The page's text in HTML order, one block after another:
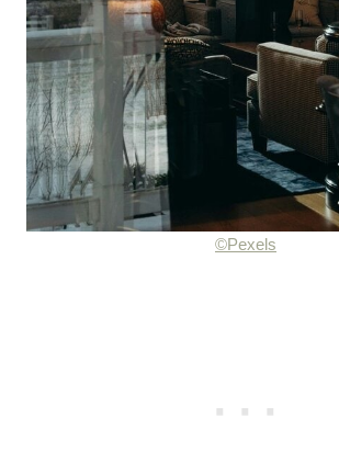
©Pexels